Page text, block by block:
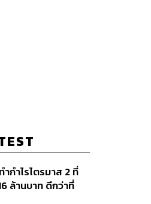
ำกำไรไตรมาส 2 ที่
ล้านบาท ดีกว่าที่